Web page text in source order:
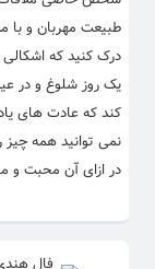
طبیعت مهربان و با
درک کنید که
یک روز شلوغ و در
کند که عادت های
نمی توانید همه
در ازای آن محبت